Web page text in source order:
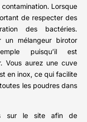
Lorsque
de respecter des
des bactéries.
un mélangeur birotor
puisqu’il est
Vous aurez une cuve
en inox, ce qui facilite
les poudres dans
sur le site afin de